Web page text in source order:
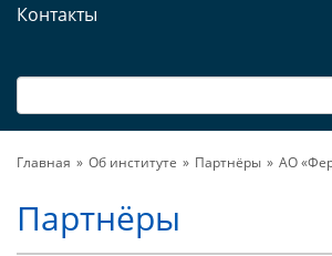
Контакты
Главная Об институте Партнёры АО
Партнёры